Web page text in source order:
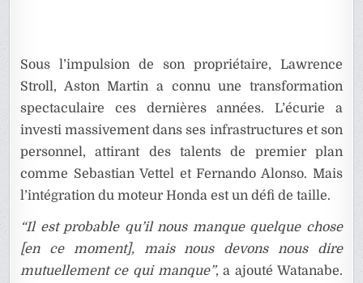
Sous l’impulsion de son propriétaire, Lawrence
Stroll, Aston Martin a connu une transformation
spectaculaire ces dernières années. L’écurie a
investi massivement dans ses infrastructures et son
personnel, attirant des talents de premier plan
comme Sebastian Vettel et Fernando Alonso. Mais
l’intégration du moteur Honda est un défi de taille.
“Il est probable qu’il nous manque quelque chose
[en ce moment], mais nous devons nous dire
mutuellement ce qui manque”, a ajouté Watanabe.